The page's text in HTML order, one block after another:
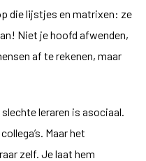
die lijstjes en matrixen: ze
Niet je hoofd afwenden,
af te rekenen, maar
leraren is asociaal.
Maar het
zelf. Je laat hem